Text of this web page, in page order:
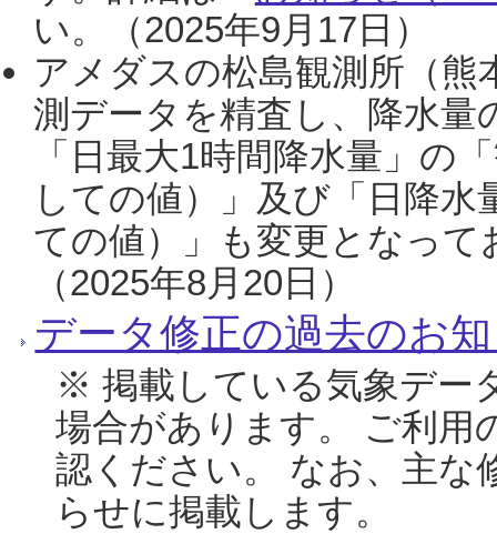
い。（2025年9月17日）
アメダスの松島観測所（熊
測データを精査し、降水
「日最大1時間降水量」の
しての値）」及び「日降
ての値）」も変更となっ
（2025年8月20日）
データ修正の過去のお
※ 掲載している気象デー
場合があります。 ご利用
認ください。 なお、主な
らせに掲載します。